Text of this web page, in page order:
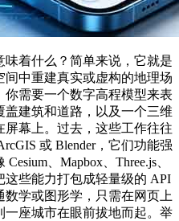
着什么？简单来说，它就是
中重建真实或虚构的地理场
需要一个数字高程模型来表
建筑和道路，以及一个三维
幕上。过去，这些工作往往
或 Blender，它们功能强
、Mapbox、Three.js、
这些能力打包成轻量级的 API
学或图形学，只需在网页上
座城市在眼前拔地而起。举